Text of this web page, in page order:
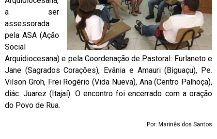
a ser
assessorada
pela ASA (Ação
Social
Arquidiocesana) e pela Coordenação de Pastoral: Furlaneto e
Jane (Sagrados Corações), Evânia e Amauri (Biguaçu), Pe.
Vilson Groh, Frei Rogério (Vida Nueva), Ana (Centro Palhoça),
diác. Juarez (Itajaí). O encontro foi encerrado com a oração
do Povo de Rua.
Por: Marinês dos Santos